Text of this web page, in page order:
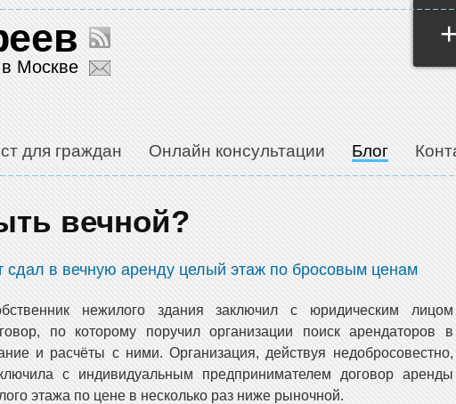
Москве
для граждан Онлайн консультации Блог
вечной?
сдал в вечную аренду целый этаж по бросовым ценам
нежилого здания заключил с юридическим лицом
по которому поручил организации поиск арендаторов в
и расчёты с ними. Организация, действуя недобросовестно,
с индивидуальным предпринимателем договор аренды
этажа по цене в несколько раз ниже рыночной.